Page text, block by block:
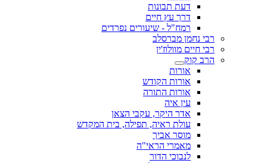
דעת תבונות
דרך עץ חיים
רמח"ל - שיעורים נפרדים
רבי נחמן מברסלב
רבי חיים מוולוז'ין
הרב קוק
אורות
אורות הקודש
אורות התורה
עין איה
אדר היקר, עקבי הצאן
עולת ראיה, תפילה, בית המקדש
מוסר אביך
מאמרי הראי"ה
לנבוכי הדור